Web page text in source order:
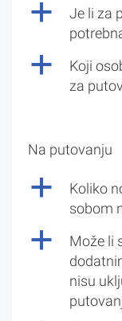
a
Je li za
a
Koji
za
Na putovanju
a
Koliko
sobom
a
Može li
nisu